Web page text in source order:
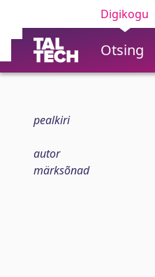
Digikogu
Otsing
pealkiri
autor
märksõnad